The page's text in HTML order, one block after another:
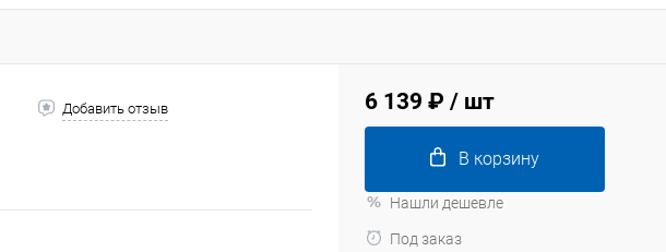
Добавить отзыв 6 139 ₽ / шт
В корзину
Нашли дешевле
Под заказ